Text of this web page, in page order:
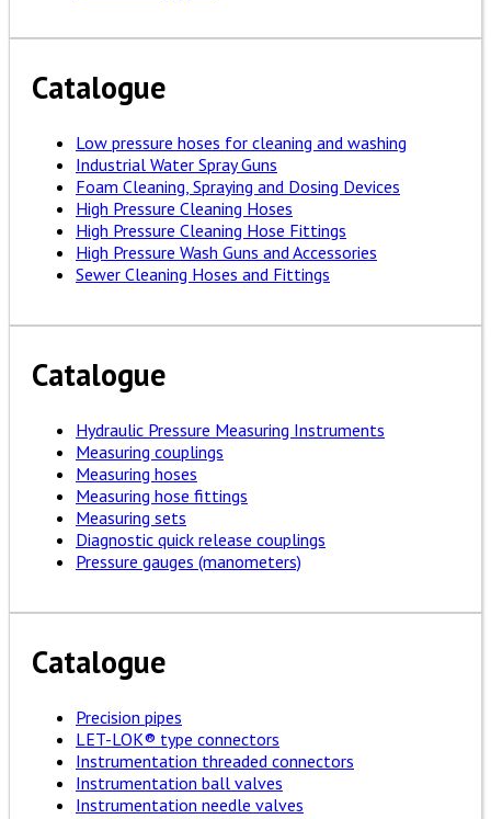
Catalogue
Low pressure hoses for cleaning and washing
Industrial Water Spray Guns
Foam Cleaning, Spraying and Dosing Devices
High Pressure Cleaning Hoses
High Pressure Cleaning Hose Fittings
High Pressure Wash Guns and Accessories
Sewer Cleaning Hoses and Fittings
Catalogue
Hydraulic Pressure Measuring Instruments
Measuring couplings
Measuring hoses
Measuring hose fittings
Measuring sets
Diagnostic quick release couplings
Pressure gauges (manometers)
Catalogue
Precision pipes
LET-LOK® type connectors
Instrumentation threaded connectors
Instrumentation ball valves
Instrumentation needle valves